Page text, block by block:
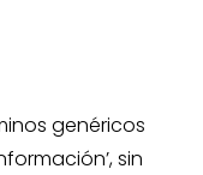
genéricos
sin